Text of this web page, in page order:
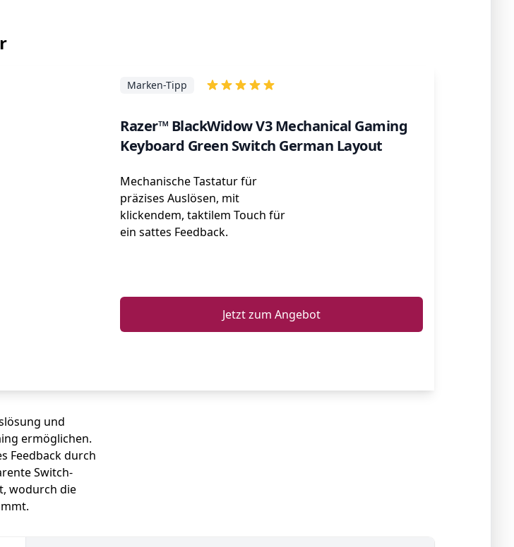
Razer™ BlackWidow V3 Mechanical Gaming
Keyboard Green Switch German Layout
Marken-Tipp
Mechanische Tastatur für
präzises Auslösen, mit
klickendem, taktilem Touch für
ein sattes Feedback.
Jetzt zum Angebot
und
ermöglichen.
Feedback durch
Switch-
wodurch die